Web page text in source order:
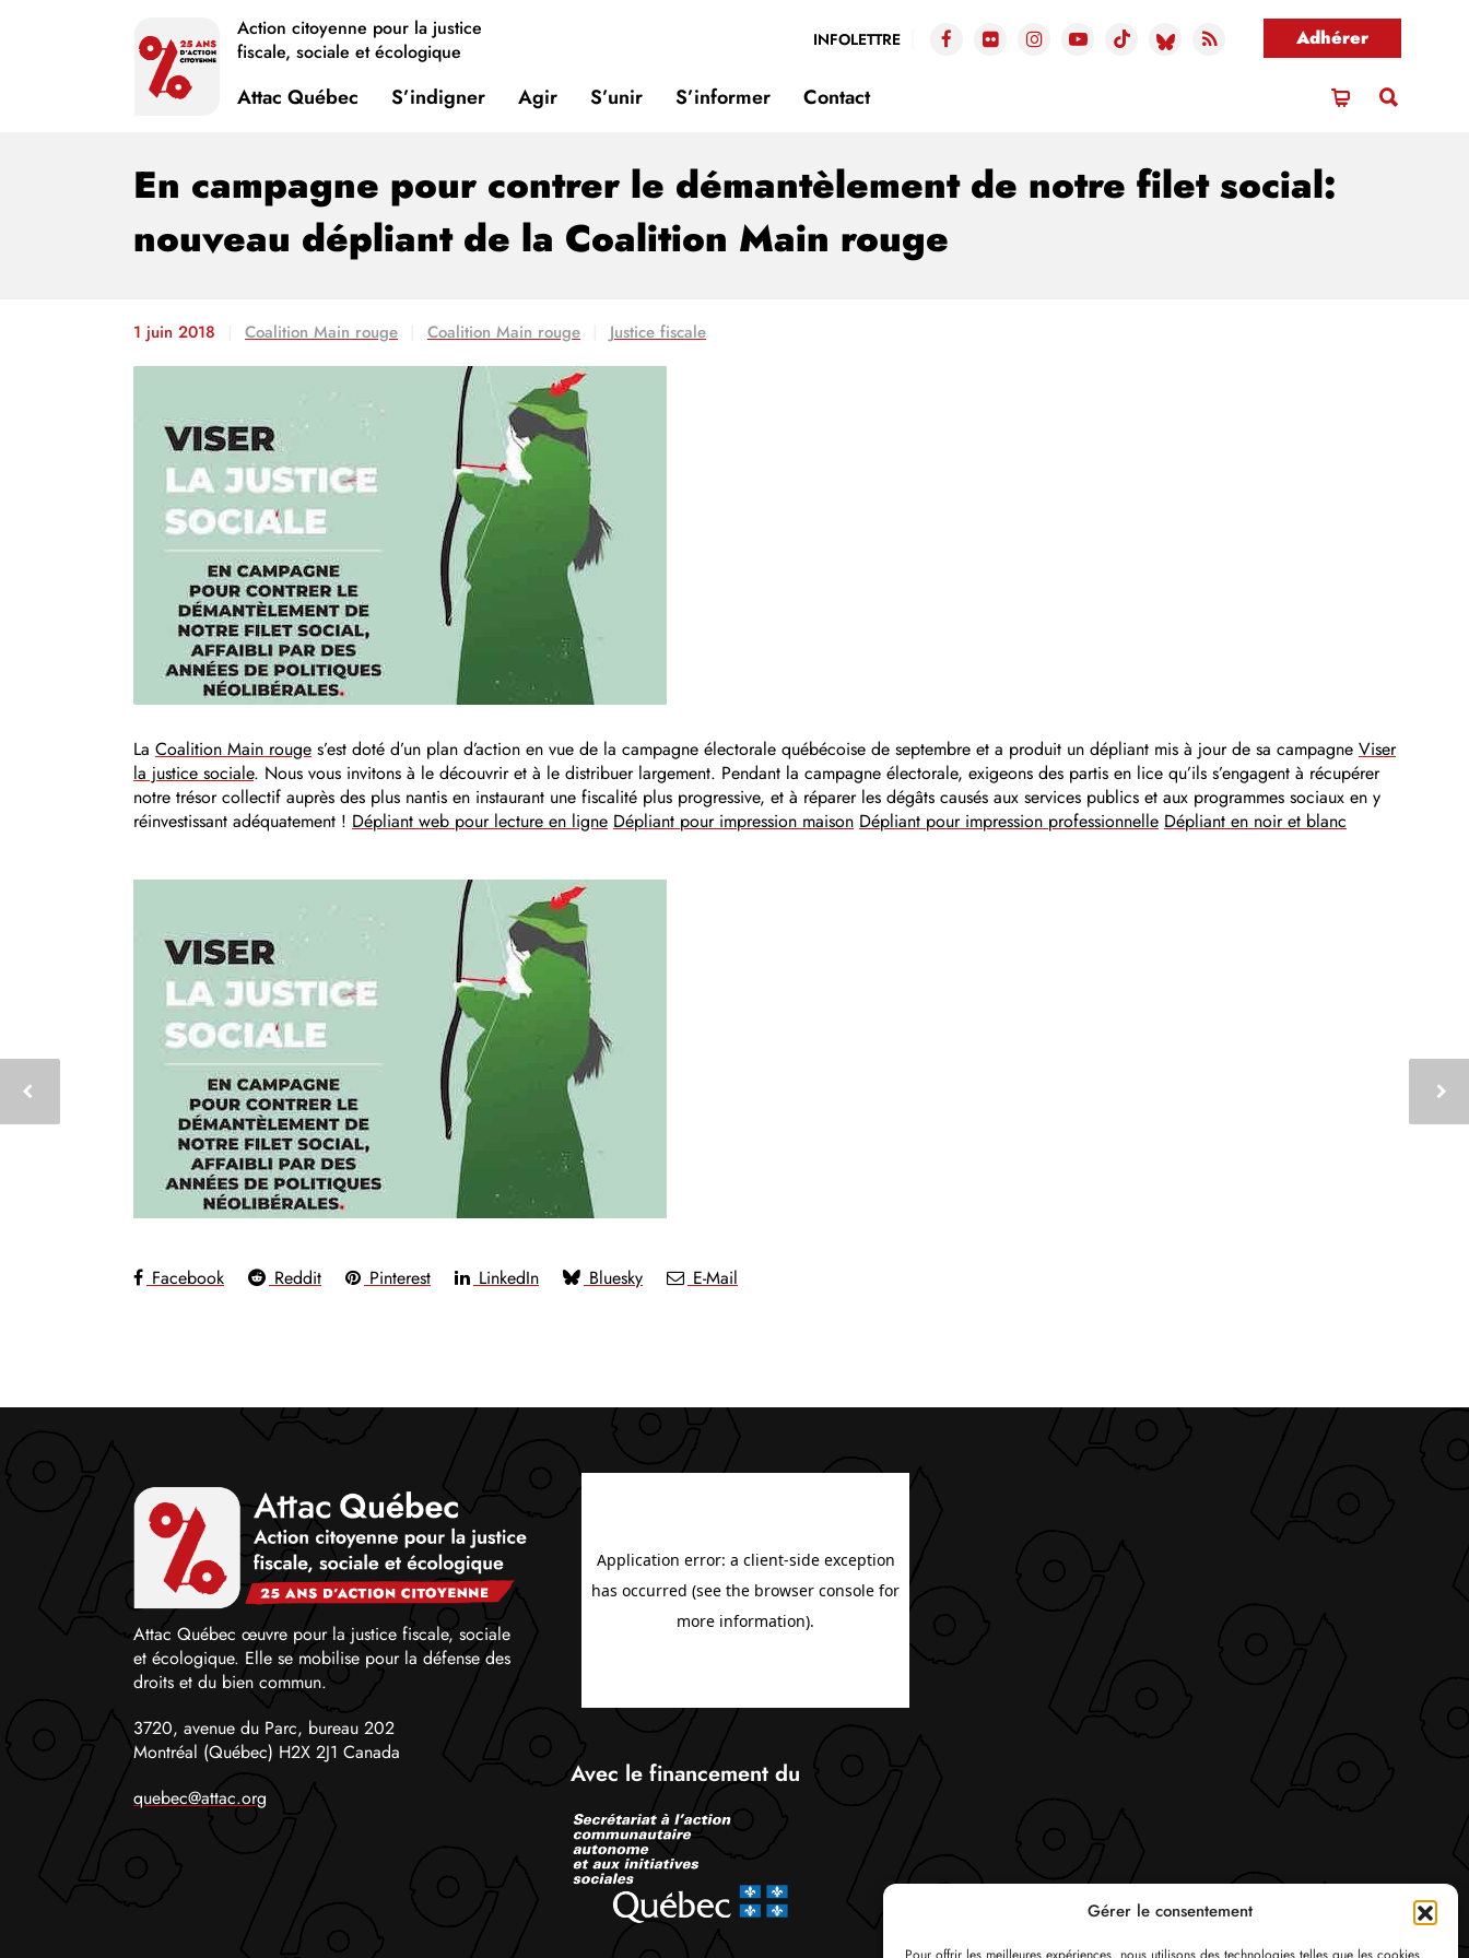
Gérer le consentement
Action citoyenne pour la justice
fiscale, sociale et écologique
INFOLETTRE Adhérer
Attac Québec S’indigner Agir S’unir S’informer Contact
En campagne pour contrer le démantèlement de notre filet social:
nouveau dépliant de la Coalition Main rouge
1 juin 2018 Coalition Main rouge Coalition Main rouge Justice fiscale
La Coalition Main rouge s’est doté d’un plan d’action en vue de la campagne électorale québécoise de septembre et a produit un dépliant mis à jour de sa campagne Viser
la justice sociale. Nous vous invitons à le découvrir et à le distribuer largement. Pendant la campagne électorale, exigeons des partis en lice qu’ils s’engagent à récupérer
notre trésor collectif auprès des plus nantis en instaurant une fiscalité plus progressive, et à réparer les dégâts causés aux services publics et aux programmes sociaux en y
réinvestissant adéquatement ! Dépliant web pour lecture en ligne Dépliant pour impression maison Dépliant pour impression professionnelle Dépliant en noir et blanc
Facebook Reddit Pinterest LinkedIn Bluesky E-Mail
Attac Québec œuvre pour la justice fiscale, sociale
et écologique. Elle se mobilise pour la défense des
droits et du bien commun.
3720, avenue du Parc, bureau 202
Montréal (Québec) H2X 2J1 Canada
quebec@attac.org
Avec le financement du